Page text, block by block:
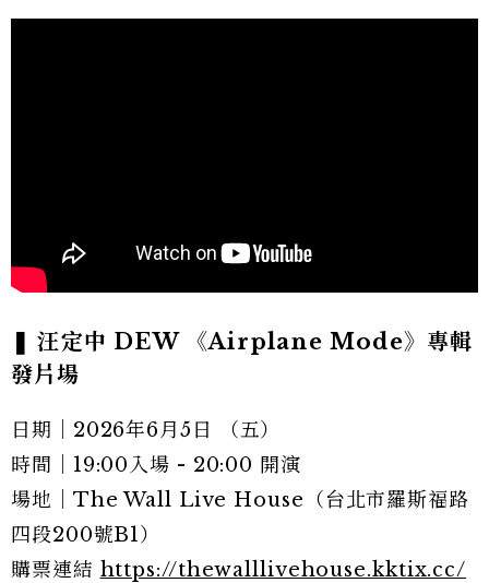
❚ 汪定中 DEW 《Airplane Mode》專輯
發片場
日期｜2026年6月5日 （五）
時間｜19:00入場 - 20:00 開演
場地｜The Wall Live House（台北市羅斯福路
四段200號B1）
購票連結 https://thewalllivehouse.kktix.cc/